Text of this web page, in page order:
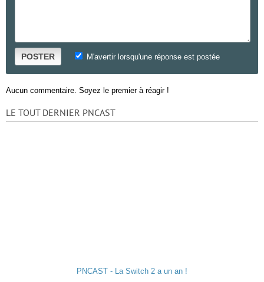
POSTER M'avertir lorsqu'une réponse est postée
Aucun commentaire. Soyez le premier à réagir !
LE TOUT DERNIER PNCAST
PNCAST - La Switch 2 a un an !